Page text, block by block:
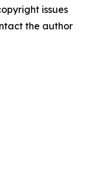
issues
the author